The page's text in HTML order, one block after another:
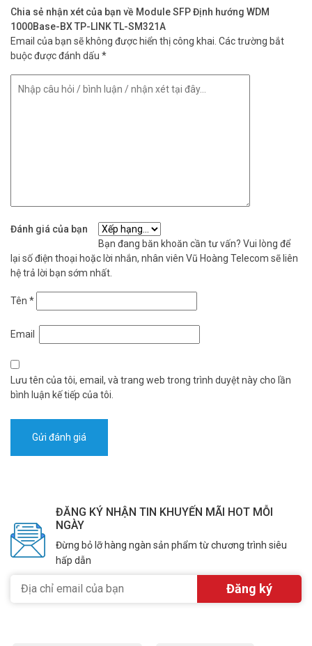
Chia sẻ nhận xét của bạn về Module SFP Định hướng WDM
1000Base-BX TP-LINK TL-SM321A
Email của bạn sẽ không được hiển thị công khai. Các trường bắt
buộc được đánh dấu *
Đánh giá của bạn
Bạn đang băn khoăn cần tư vấn? Vui lòng để
lại số điện thoại hoặc lời nhắn, nhân viên Vũ Hoàng Telecom sẽ liên
hệ trả lời bạn sớm nhất.
Tên *
Email
Lưu tên của tôi, email, và trang web trong trình duyệt này cho lần
bình luận kế tiếp của tôi.
ĐĂNG KÝ NHẬN TIN KHUYẾN MÃI HOT MỖI
NGÀY
Đừng bỏ lỡ hàng ngàn sản phẩm từ chương trình siêu
hấp dẫn